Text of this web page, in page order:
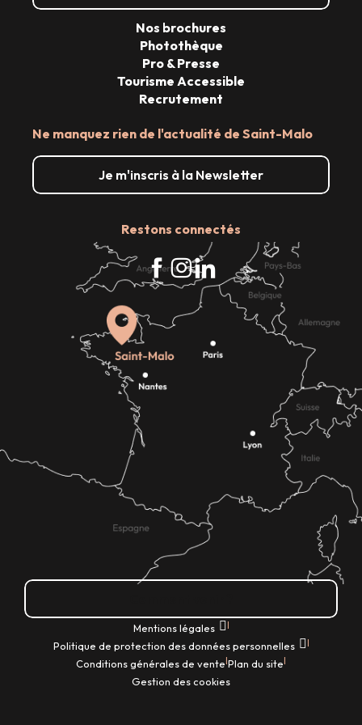
Ne manquez rien de l'actualité de Saint-Malo
Je m'inscris à la Newsletter
Restons connectés
Nos brochures
Photothèque
Pro & Presse
Tourisme Accessible
Recrutement
Mentions légales |
Politique de protection des données personnelles |
Conditions générales de vente|Plan du site|
Gestion des cookies